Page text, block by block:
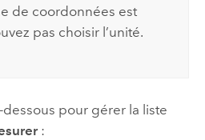
de coordonnées est
pas choisir l’unité.
pour gérer la liste
: